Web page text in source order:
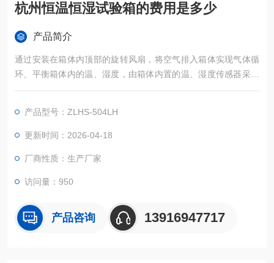
杭州恒温恒湿试验箱的费用是多少
产品简介
通过安装在箱体内顶部的旋转风扇，将空气排入箱体实现气体循
环、平衡箱体内的温、湿度，由箱体内置的温、湿度传感器采集
的数据，传至温、湿度控制器（微型信息处理器）进行编辑处
加热蒸发单元的共同完成。
杭州恒温恒湿试验箱的费用是多少
产品型号：ZLHS-504LH
更新时间：2026-04-18
厂商性质：生产厂家
访问量：950
产品咨询 13916947717